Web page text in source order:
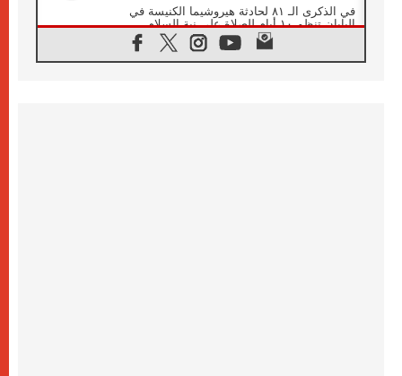
في الذكرى الـ ٨١ لحادثة هيروشيما الكنيسة في
اليابان تنظم ١٠ أيام للصلاة على نية السلام
الكنيسة في الأوروغواي: زيارة البابا ستعزز